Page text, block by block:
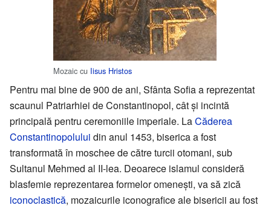
Mozaic cu Iisus Hristos
Pentru mai bine de 900 de ani, Sfânta Sofia a reprezentat
scaunul Patriarhiei de Constantinopol, cât şi incintă
principală pentru ceremoniile imperiale. LaCăderea
Constantinopolului din anul 1453, biserica a fost
transformată în moschee de către turcii otomani, sub
Sultanul Mehmed al II-lea. Deoarece islamul consideră
blasfemie reprezentarea formelor omeneşti, va să zică
iconoclastică, mozaicurile iconografice ale bisericii au fost